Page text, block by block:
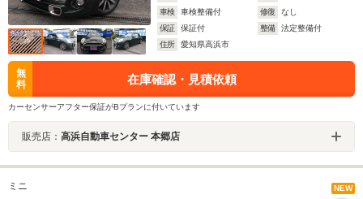
車検
車検整備付 修復
なし
保証
保証付 整備
法定整備付
住所
愛知県高浜市
無
料
在庫確認・見積依頼
カーセンサーアフター保証がBプランに付いています
販売店： 高浜自動車センター 本郷店
ミニ NEW